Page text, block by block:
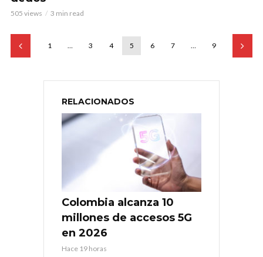
505 views 3 min read
1 … 3 4 5 6 7 … 9
RELACIONADOS
Colombia alcanza 10
millones de accesos 5G
en 2026
Hace 19 horas